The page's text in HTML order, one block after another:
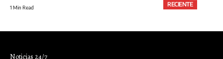
RECIENTE
1 Min Read
Noticias 24/7